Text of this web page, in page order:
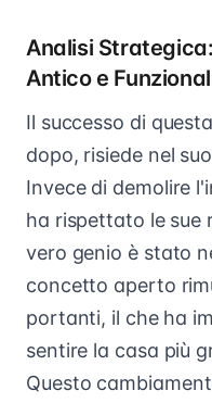
Analisi
Antico e
Il successo di
dopo, risiede nel
Invece di demolire
ha rispettato le sue
vero genio è stato
concetto aperto
portanti, il che ha
sentire la casa più
Questo